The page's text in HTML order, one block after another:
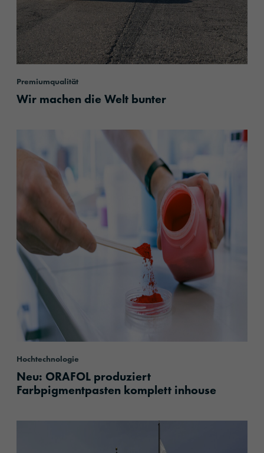
Premiumqualität
Wir machen die Welt bunter
Hochtechnologie
Neu: ORAFOL produziert
Farbpigmentpasten komplett inhouse
content.read_more